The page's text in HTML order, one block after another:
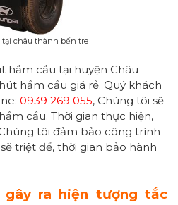
tại châu thành bến tre
hầm cầu tại huyện Châu
hầm cầu giá rẻ. Quý khách
0939 269 055, Chúng tôi sẽ
cầu. Thời gian thực hiện,
tôi đảm bảo công trình
triệt để, thời gian bảo hành
gây ra hiện tượng tắc